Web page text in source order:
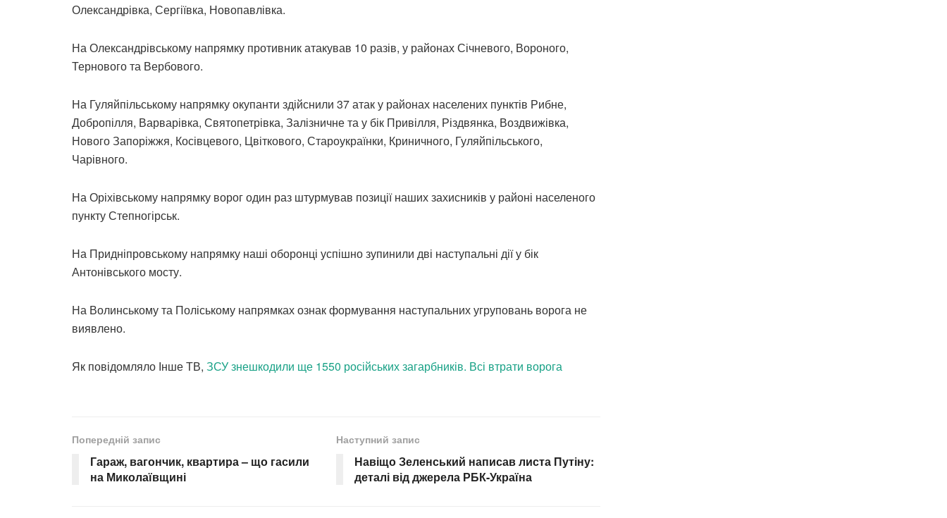
Олександрівка, Сергіївка, Новопавлівка.
На Олександрівському напрямку противник атакував 10 разів, у районах Січневого, Вороного,
Тернового та Вербового.
На Гуляйпільському напрямку окупанти здійснили 37 атак у районах населених пунктів Рибне,
Добропілля, Варварівка, Святопетрівка, Залізничне та у бік Привілля, Різдвянка, Воздвижівка,
Нового Запоріжжя, Косівцевого, Цвіткового, Староукраїнки, Криничного, Гуляйпільського,
Чарівного.
На Оріхівському напрямку ворог один раз штурмував позиції наших захисників у районі населеного
пункту Степногірськ.
На Придніпровському напрямку наші оборонці успішно зупинили дві наступальні дії у бік
Антонівського мосту.
На Волинському та Поліському напрямках ознак формування наступальних угруповань ворога не
виявлено.
Як повідомляло Інше ТВ, ЗСУ знешкодили ще 1550 російських загарбників. Всі втрати ворога
Попередній запис
Гараж, вагончик, квартира – що гасили
на Миколаївщині
Наступний запис
Навіщо Зеленський написав листа Путіну:
деталі від джерела РБК-Україна